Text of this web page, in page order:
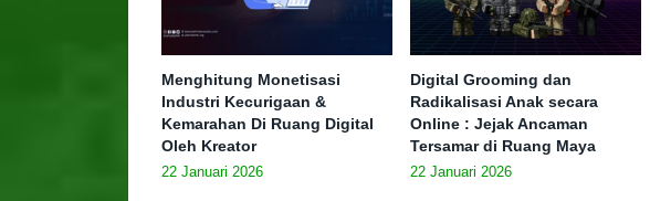
Menghitung Monetisasi
Industri Kecurigaan &
Kemarahan Di Ruang Digital
Oleh Kreator
22 Januari 2026
Digital Grooming dan
Radikalisasi Anak secara
Online : Jejak Ancaman
Tersamar di Ruang Maya
22 Januari 2026